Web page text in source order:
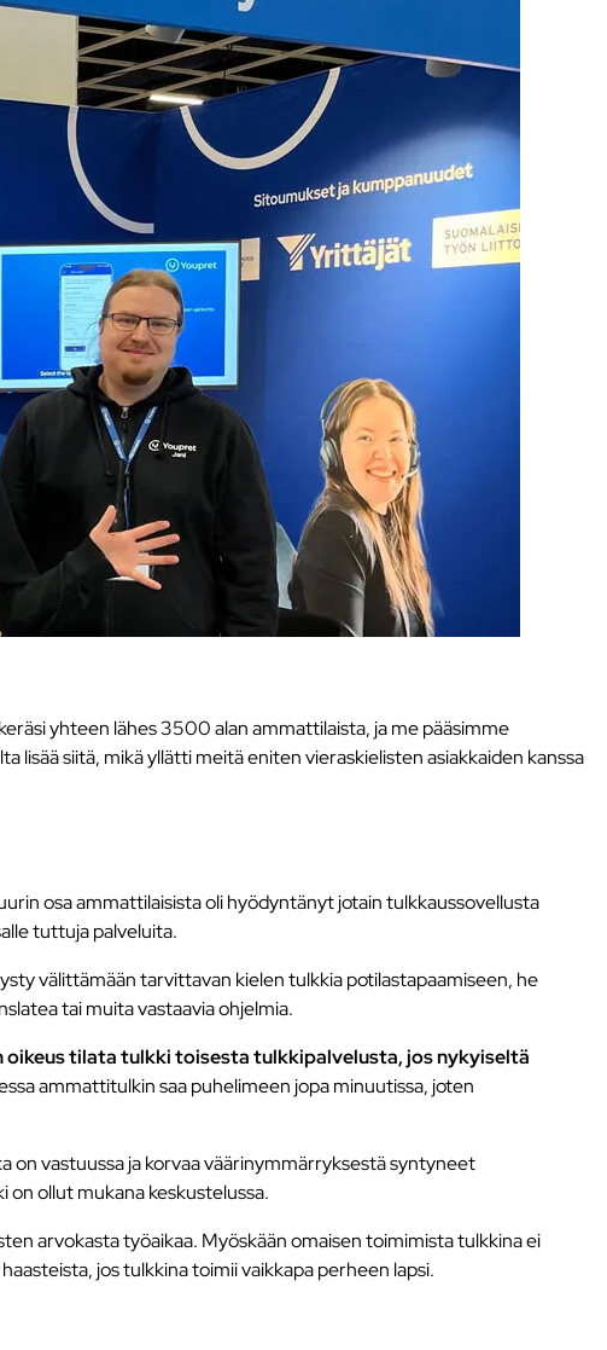
yhteen lähes 3500 alan ammattilaista, ja me pääsimme
siitä, mikä yllätti meitä eniten vieraskielisten asiakkaiden kanssa
osa ammattilaisista oli hyödyntänyt jotain tulkkaussovellusta
tuttuja palveluita.
välittämään tarvittavan kielen tulkkia potilastapaamiseen, he
tai muita vastaavia ohjelmia.
oikeus tilata tulkki toisesta tulkkipalvelusta, jos nykyiseltä
ammattitulkin saa puhelimeen jopa minuutissa, joten
on vastuussa ja korvaa väärinymmärryksestä syntyneet
on ollut mukana keskustelussa.
arvokasta työaikaa. Myöskään omaisen toimimista tulkkina ei
jos tulkkina toimii vaikkapa perheen lapsi.